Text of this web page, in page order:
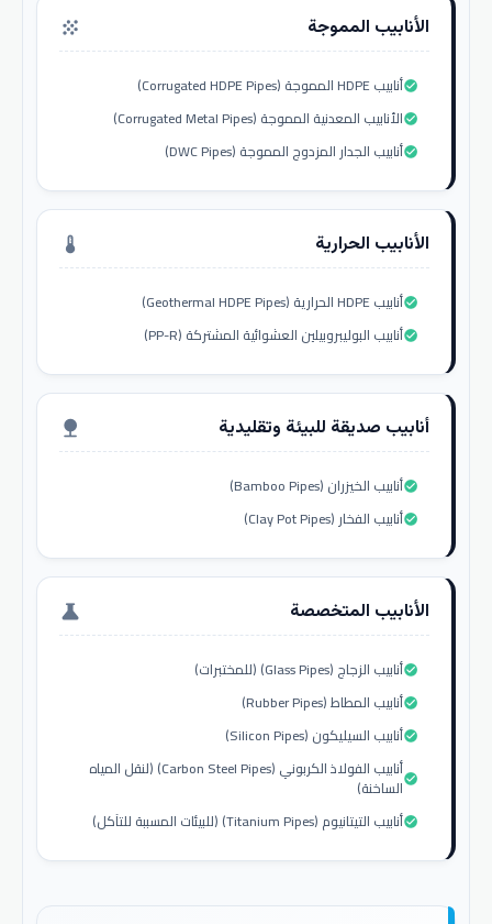
الأنابيب المموجة grain
أنابيب HDPE المموجة (Corrugated HDPE Pipes)check_circle
الأنابيب المعدنية المموجة (Corrugated Metal Pipes)check_circle
أنابيب الجدار المزدوج المموجة (DWC Pipes)check_circle
الأنابيب الحرارية thermostat
أنابيب HDPE الحرارية (Geothermal HDPE Pipes)check_circle
أنابيب البوليبروبيلين العشوائية المشتركة (PP-R)check_circle
أنابيب صديقة للبيئة وتقليدية nature
أنابيب الخيزران (Bamboo Pipes)check_circle
أنابيب الفخار (Clay Pot Pipes)check_circle
الأنابيب المتخصصة science
أنابيب الزجاج (Glass Pipes) (للمختبرات)check_circle
أنابيب المطاط (Rubber Pipes)check_circle
أنابيب السيليكون (Silicon Pipes)check_circle
أنابيب الفولاذ الكربوني (Carbon Steel Pipes) (لنقل المياه
الساخنة)check_circle
أنابيب التيتانيوم (Titanium Pipes) (للبيئات المسببة للتآكل)check_circle